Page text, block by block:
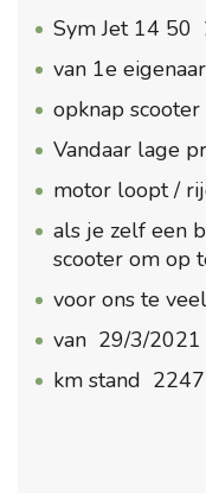
Sym Jet 14 50
van 1e eigenaar
opknap scooter
Vandaar lage
motor loopt /
als je zelf een
scooter om op
voor ons te
van 29/3/2021
km stand